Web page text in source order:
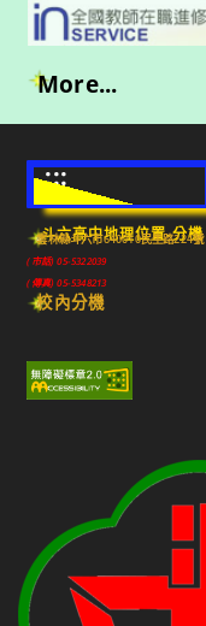
More...
:::
斗六高中地理位置-分機
雲林縣斗六市640010民生路224號
(市話) 05-5322039
(傳真) 05-5348213
校內分機